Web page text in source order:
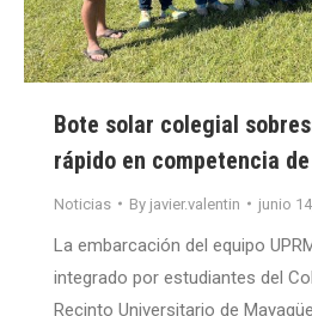
Bote solar colegial
rápido en competencia
Noticias By javier.valentin junio
La embarcación del equipo
integrado por estudiantes del
Recinto Universitario de